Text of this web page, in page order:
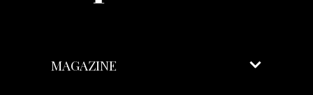
MAGAZINE